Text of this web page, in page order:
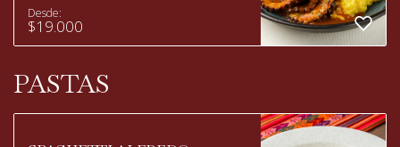
Desde:
$19.000
PASTAS